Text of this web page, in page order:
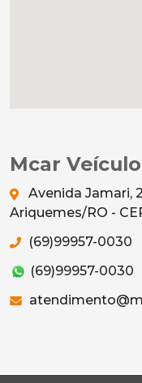
Mcar
Avenida Jamari,
Ariquemes/RO -
(69)99957-0030
(69)99957-0030